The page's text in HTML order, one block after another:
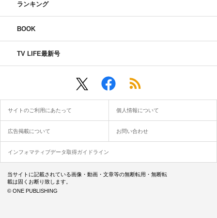
ランキング
BOOK
TV LIFE最新号
サイトのご利用にあたって 個人情報について
広告掲載について お問い合わせ
インフォマティブデータ取得ガイドライン
当サイトに記載されている画像・動画・文章等の無断転用・無断転
載は固くお断り致します。
© ONE PUBLISHING